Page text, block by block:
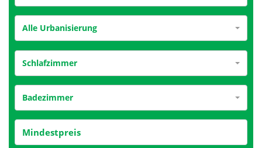
Alle Urbanisierung
Schlafzimmer
Badezimmer